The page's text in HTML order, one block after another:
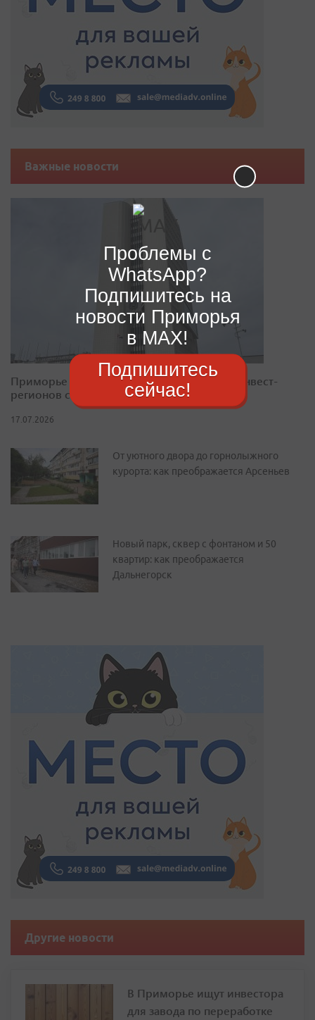
Важные новости
Приморье закрепилось в десятке лучших инвест-
регионов страны
17.07.2026
От уютного двора до горнолыжного
курорта: как преображается Арсеньев
Новый парк, сквер с фонтаном и 50
квартир: как преображается
Дальнегорск
Другие новости
В Приморье ищут инвестора
для завода по переработке
Проблемы с
WhatsApp?
Подпишитесь на
новости Приморья
в MAX!
Подпишитесь
сейчас!